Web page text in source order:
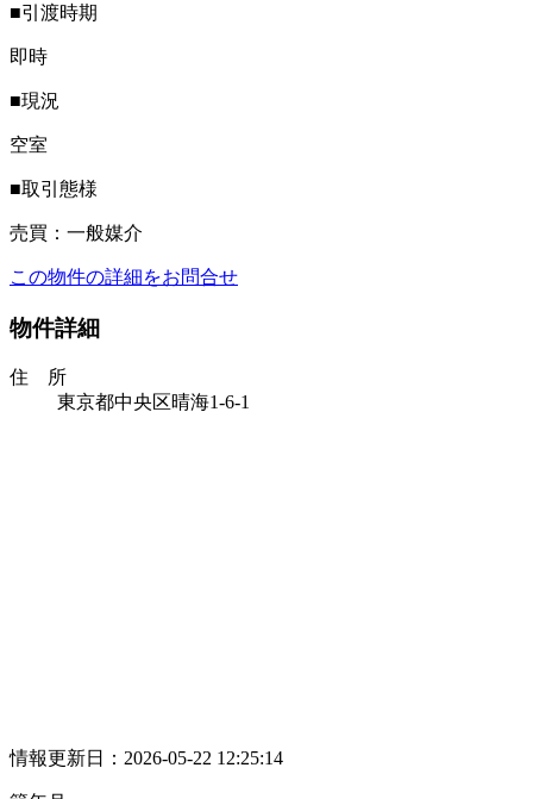
■引渡時期
即時
■現況
空室
■取引態様
売買：一般媒介
この物件の詳細をお問合せ
物件詳細
住 所
東京都中央区晴海1-6-1
情報更新日：2026-05-22 12:25:14